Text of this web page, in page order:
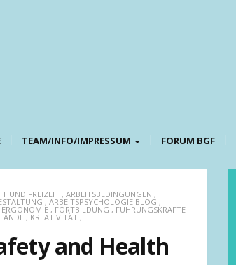
TEAM/INFO/IMPRESSUM FORUM BGF
UND FREIZEIT , ARBEITSBEDINGUNGEN ,
, ARBEITSPSYCHOLOGIE BLOG ,
ERGONOMIE , FORTBILDUNG , FÜHRUNGSKRÄFTE
, KREATIVITÄT ,
and Health